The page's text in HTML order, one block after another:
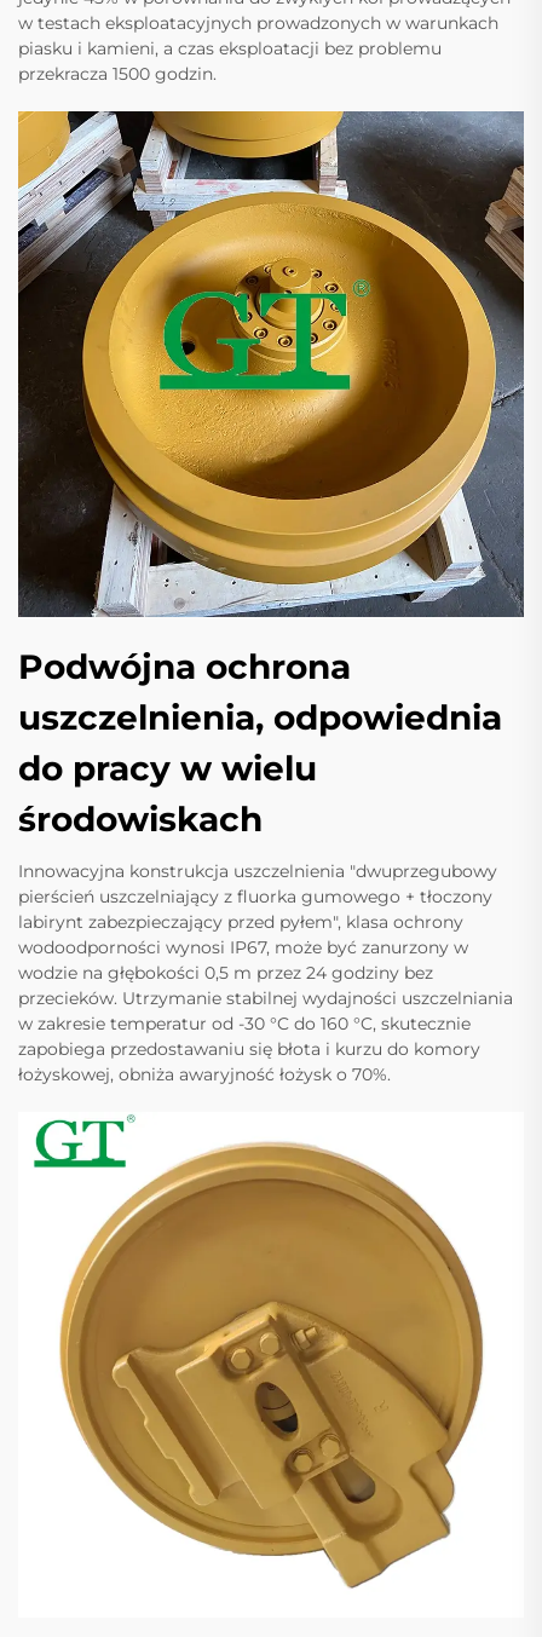
w testach eksploatacyjnych prowadzonych w warunkach
piasku i kamieni, a czas eksploatacji bez problemu
przekracza 1500 godzin.
Podwójna ochrona
uszczelnienia, odpowiednia
do pracy w wielu
środowiskach
Innowacyjna konstrukcja uszczelnienia "dwuprzegubowy
pierścień uszczelniający z fluorka gumowego + tłoczony
labirynt zabezpieczający przed pyłem", klasa ochrony
wodoodporności wynosi IP67, może być zanurzony w
wodzie na głębokości 0,5 m przez 24 godziny bez
przecieków. Utrzymanie stabilnej wydajności uszczelniania
w zakresie temperatur od -30 °C do 160 °C, skutecznie
zapobiega przedostawaniu się błota i kurzu do komory
łożyskowej, obniża awaryjność łożysk o 70%.